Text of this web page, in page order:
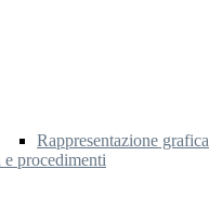
Rappresentazione grafica
procedimenti